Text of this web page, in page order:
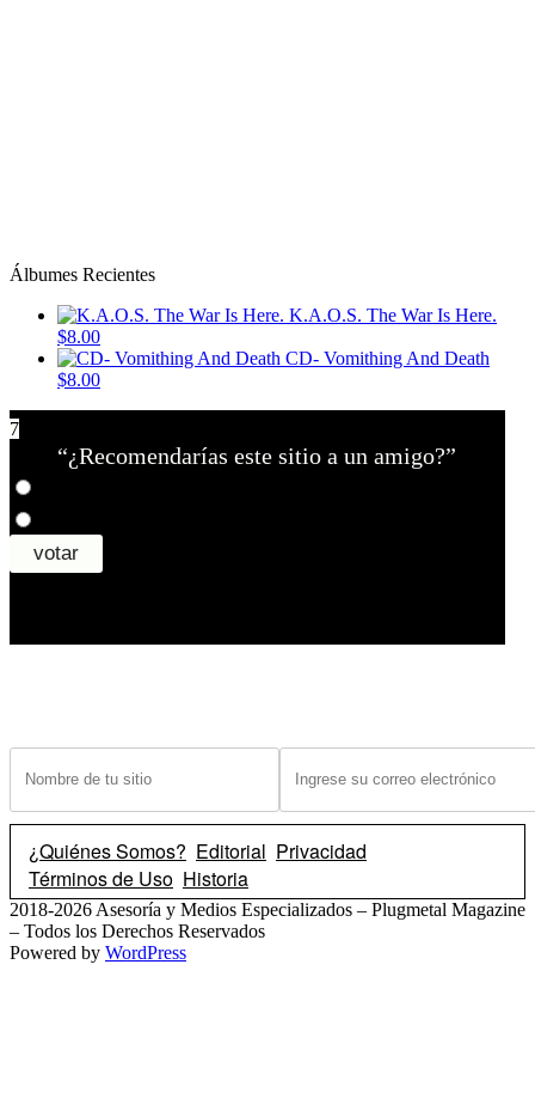
Álbumes Recientes
K.A.O.S. The War Is Here.
$8.00
CD- Vomithing And Death
$8.00
7
“¿Recomendarías este sitio a un amigo?”
¿Quiénes Somos? Editorial Privacidad
Términos de Uso Historia
2018-2026 Asesoría y Medios Especializados – Plugmetal Magazine
– Todos los Derechos Reservados
Powered by WordPress